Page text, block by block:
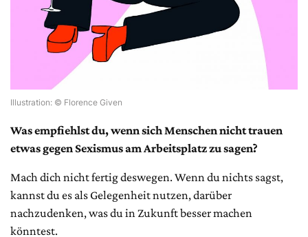
Illustration: © Florence Given
Was empfiehlst du, wenn sich Menschen nicht trauen
etwas gegen Sexismus am Arbeitsplatz zu sagen?
Mach dich nicht fertig deswegen. Wenn du nichts sagst,
kannst du es als Gelegenheit nutzen, darüber
nachzudenken, was du in Zukunft besser machen
könntest.